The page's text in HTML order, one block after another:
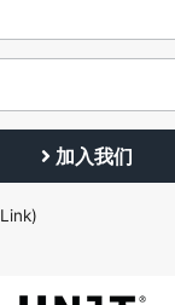
加入我们
Link)